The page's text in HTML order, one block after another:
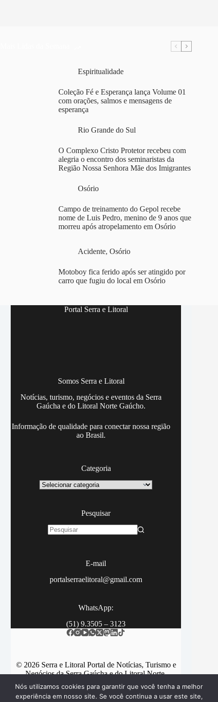
Espiritualidade
Coleção Fé e Esperança lança Volume 01
com orações, salmos e mensagens de
esperança
Rio Grande do Sul
O Complexo Cristo Protetor recebeu com
alegria o encontro dos seminaristas da
Região Nossa Senhora Mãe dos Imigrantes
Osório
Campo de treinamento do Gepol recebe
nome de Luis Pedro, menino de 9 anos que
morreu após atropelamento em Osório
Acidente, Osório
Motoboy fica ferido após ser atingido por
carro que fugiu do local em Osório
Portal Serra e Litoral
Somos Serra e Litoral
Notícias, turismo, negócios e eventos da Serra
Gaúcha e do Litoral Norte Gaúcho.
Informação de qualidade para conectar nossa região
ao Brasil.
Categoria
Categoria
Pesquisar
E-mail
portalserraelitoral@gmail.com
WhatsApp:
(51) 9.3505 – 3123
© 2026 Serra e Litoral Portal de Notícias, Turismo e
Negócios da Serra Gaúcha e do Litoral Norte.
Nós utilizamos cookies para garantir que você tenha a melhor
experiência em nosso site. Se você continua a usar este site,